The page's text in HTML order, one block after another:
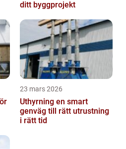
ditt byggprojekt
23 mars 2026
Uthyrning en smart
genväg till rätt utrustning
i rätt tid